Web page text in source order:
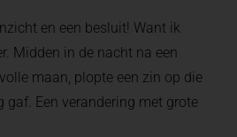
en een besluit! Want ik
Midden in de nacht na een
maan, plopte een zin op die
gaf. Een verandering met grote